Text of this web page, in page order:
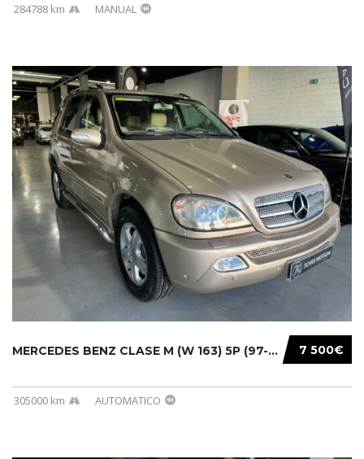
284788 km MANUAL
7 500€
MERCEDES BENZ CLASE M (W 163) 5P (97-05) 200...
305000 km AUTOMATICO